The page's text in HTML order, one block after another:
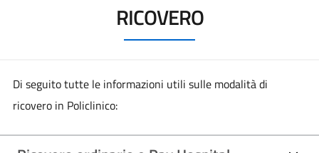
RICOVERO
Di seguito tutte le informazioni utili sulle modalità di
ricovero in Policlinico: